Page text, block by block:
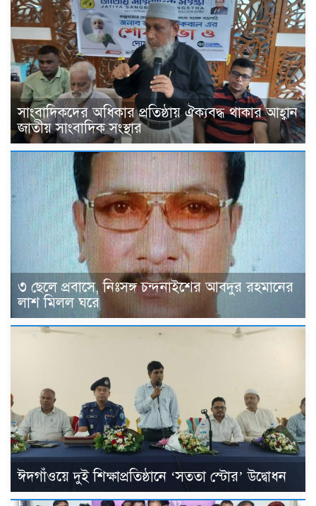
সাংবাদিকদের অধিকার প্রতিষ্ঠায় ঐক্যবদ্ধ থাকার আহ্বান
জাতীয় সাংবাদিক সংস্থার
৩ ছেলে প্রবাসে, নিঃসঙ্গ চন্দনাইশের আবদুর রহমানের
লাশ মিলল ঘরে
ঈদগাঁওয়ে দুই শিক্ষাপ্রতিষ্ঠানে ‘সততা স্টোর’ উদ্বোধন